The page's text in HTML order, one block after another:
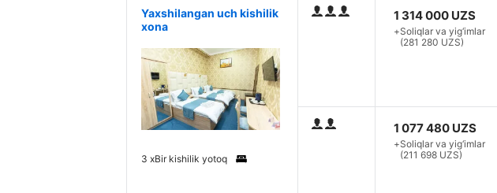
Yaxshilangan uch kishilik
xona
3 xBir kishilik yotoq
1 314 000 UZS
+Soliqlar va yig‘imlar
(281 280 UZS)
1 077 480 UZS
+Soliqlar va yig‘imlar
(211 698 UZS)